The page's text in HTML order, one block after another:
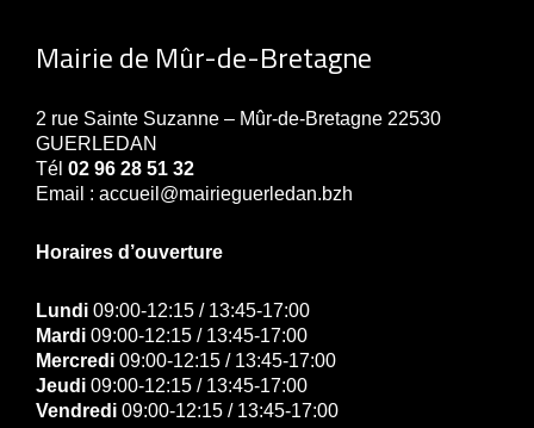
Mairie de Mûr-de-Bretagne
2 rue Sainte Suzanne – Mûr-de-Bretagne 22530
GUERLEDAN
Tél 02 96 28 51 32
Email : accueil@mairieguerledan.bzh
Horaires d’ouverture
Lundi 09:00-12:15 / 13:45-17:00
Mardi 09:00-12:15 / 13:45-17:00
Mercredi 09:00-12:15 / 13:45-17:00
Jeudi 09:00-12:15 / 13:45-17:00
Vendredi 09:00-12:15 / 13:45-17:00